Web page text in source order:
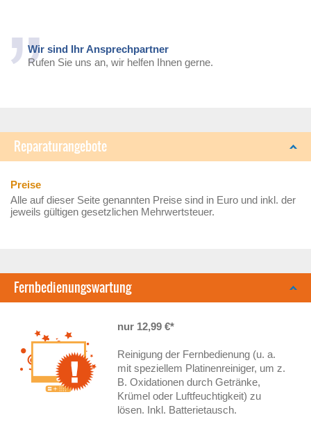
Wir sind Ihr Ansprechpartner
Rufen Sie uns an, wir helfen Ihnen gerne.
Reparaturangebote
Preise
Alle auf dieser Seite genannten Preise sind in Euro und inkl. der
jeweils gültigen gesetzlichen Mehrwertsteuer.
Fernbedienungswartung
nur 12,99 €*
Reinigung der Fernbedienung (u. a.
mit speziellem Platinenreiniger, um z.
B. Oxidationen durch Getränke,
Krümel oder Luftfeuchtigkeit) zu
lösen. Inkl. Batterietausch.